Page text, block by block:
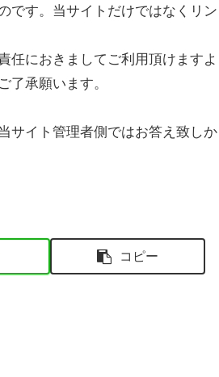
です。当サイトだけではなくリン
任におきましてご利用頂けますよ
了承願います。
サイト管理者側ではお答え致しか
コピー